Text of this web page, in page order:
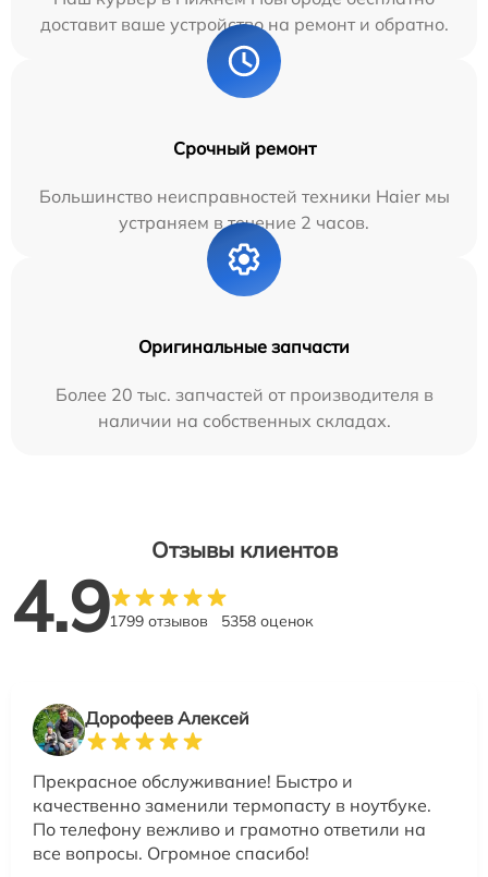
доставит ваше устройство на ремонт и обратно.
Срочный ремонт
Большинство неисправностей техники Haier мы
устраняем в течение 2 часов.
Оригинальные запчасти
Более 20 тыс. запчастей от производителя в
наличии на собственных складах.
Отзывы клиентов
4.91799 отзывов 5358 оценок
Дорофеев Алексей
Прекрасное обслуживание! Быстро и
качественно заменили термопасту в ноутбуке.
По телефону вежливо и грамотно ответили на
все вопросы. Огромное спасибо!